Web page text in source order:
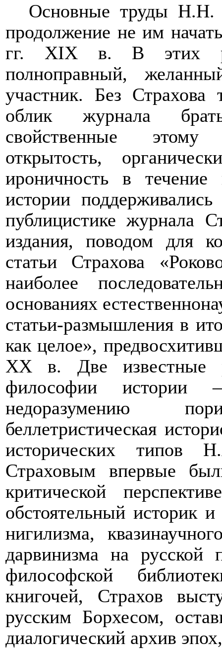
Основные труды Н.Н.
продолжение не им
гг. XIX
в. В этих
полноправный,
участник. Без Страхова
облик журнала
свойственные этому
открытость,
ироничность в
истории
публицистике журнала
издания, поводом для
статьи Страхова
наиболее
основаниях
статьи-размышления в
как целое»,
XX в. Две известные
философии истории
недоразумению
беллетристическая
исторических типов
Страховым впервые
критической
обстоятельный историк и
нигилизма,
дарвинизма на русской
философской
книгочей, Страхов
русским Борхесом,
диалогический архив